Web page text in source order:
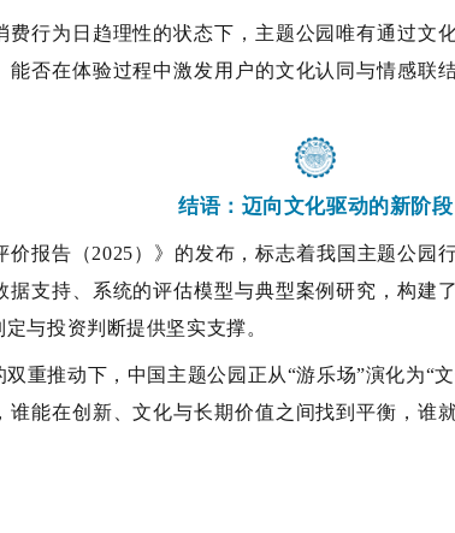
费行为日趋理性的状态下，主题公园唯有通过文
能否在体验过程中激发用户的文化认同与情感联
结语：迈向文化驱动的新阶段
价报告（2025）》的发布，标志着我国主题公园
据支持、系统的评估模型与典型案例研究，构建
与投资判断提供坚实支撑。
重推动下，中国主题公园正从“游乐场”演化为“
谁能在创新、文化与长期价值之间找到平衡，谁